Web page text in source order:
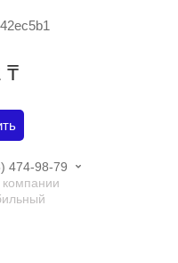
₸
474-98-79